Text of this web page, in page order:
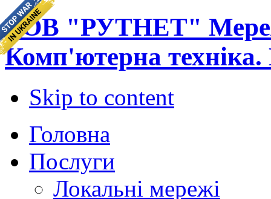
ТОВ "РУТНЕТ"
Комп'ютерна
Skip to content
Головна
Послуги
Локальні мережі